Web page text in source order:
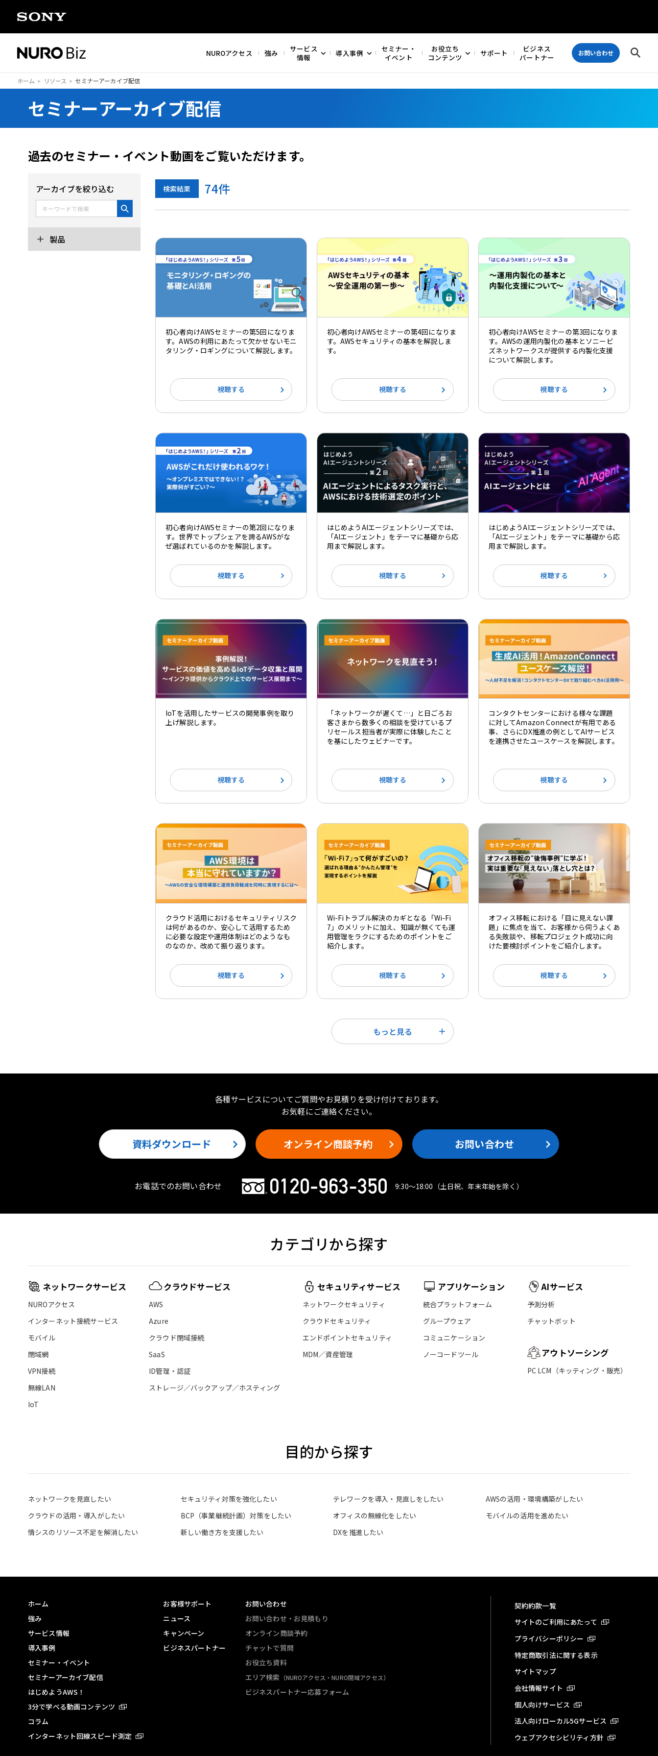
NUROアクセス 強み
サービス
情報
導入事例
セミナー・
イベント
お役立ち
コンテンツ
サポート
ビジネス
パートナー
お問い合わせ
ホーム リソース セミナーアーカイブ配信
セミナーアーカイブ配信
過去のセミナー・イベント動画をご覧いただけます。
アーカイブを絞り込む
製品
検索結果 74件
初心者向けAWSセミナーの第5回になりま
す。AWSの利用にあたって欠かせないモニ
タリング・ロギングについて解説します。
視聴する
初心者向けAWSセミナーの第4回になりま
す。AWSセキュリティの基本を解説しま
す。
視聴する
初心者向けAWSセミナーの第3回になりま
す。AWSの運用内製化の基本とソニービ
ズネットワークスが提供する内製化支援
について解説します。
視聴する
初心者向けAWSセミナーの第2回になりま
す。世界でトップシェアを誇るAWSがな
ぜ選ばれているのかを解説します。
視聴する
はじめようAIエージェントシリーズでは、
「AIエージェント」をテーマに基礎から応
用まで解説します。
視聴する
はじめようAIエージェントシリーズでは、
「AIエージェント」をテーマに基礎から応
用まで解説します。
視聴する
IoTを活用したサービスの開発事例を取り
上げ解説します。
視聴する
「ネットワークが遅くて…」と日ごろお
客さまから数多くの相談を受けているプ
リセールス担当者が実際に体験したこと
を基にしたウェビナーです。
視聴する
コンタクトセンターにおける様々な課題
に対してAmazon Connectが有用である
事、さらにDX推進の例としてAIサービス
を連携させたユースケースを解説します。
視聴する
クラウド活用におけるセキュリティリスク
は何があるのか、安心して活用するため
に必要な設定や運用体制はどのようなも
のなのか、改めて振り返ります。
視聴する
Wi-Fiトラブル解決のカギとなる「Wi-Fi
7」のメリットに加え、知識が無くても運
用管理をラクにするためのポイントをご
紹介します。
視聴する
オフィス移転における「目に見えない課
題」に焦点を当て、お客様から伺うよくあ
る失敗談や、移転プロジェクト成功に向
けた要検討ポイントをご紹介します。
視聴する
もっと見る
各種サービスについてご質問やお見積りを受け付けております。
お気軽にご連絡ください。
資料ダウンロード オンライン商談予約 お問い合わせ
お電話でのお問い合わせ 9:30〜18:00 （土日祝、年末年始を除く）
カテゴリから探す
ネットワークサービス
NUROアクセス
インターネット接続サービス
モバイル
閉域網
VPN接続
無線LAN
IoT
クラウドサービス
AWS
Azure
クラウド閉域接続
SaaS
ID管理・認証
ストレージ／バックアップ／ホスティング
セキュリティサービス
ネットワークセキュリティ
クラウドセキュリティ
エンドポイントセキュリティ
MDM／資産管理
アプリケーション
統合プラットフォーム
グループウェア
コミュニケーション
ノーコードツール
AIサービス
予測分析
チャットボット
アウトソーシング
PC LCM（キッティング・販売）
目的から探す
ネットワークを見直したい セキュリティ対策を強化したい テレワークを導入・見直しをしたい
AWSの活用・環境構築がしたい
クラウドの活用・導入がしたい
BCP（事業継続計画）対策をしたい オフィスの無線化をしたい
モバイルの活用を進めたい
情シスのリソース不足を解消したい
新しい働き方を支援したい DXを推進したい
ホーム
強み
サービス情報
導入事例
セミナー・イベント
セミナーアーカイブ配信
はじめようAWS！
3分で学べる動画コンテンツ
コラム
インターネット回線スピード測定
お客様サポート
ニュース
キャンペーン
ビジネスパートナー
お問い合わせ
お問い合わせ・お見積もり
オンライン商談予約
チャットで質問
お役立ち資料
エリア検索 （NUROアクセス・NURO閉域アクセス）
ビジネスパートナー応募フォーム
契約約款一覧
サイトのご利用にあたって
プライバシーポリシー
特定商取引法に関する表示
サイトマップ
会社情報サイト
個人向けサービス
法人向けローカル5Gサービス
ウェブアクセシビリティ方針